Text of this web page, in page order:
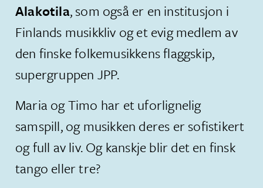
Alakotila, som også er en institusjon i
Finlands musikkliv og et evig medlem av
den finske folkemusikkens flaggskip,
supergruppen JPP.
Maria og Timo har et uforlignelig
samspill, og musikken deres er sofistikert
og full av liv. Og kanskje blir det en finsk
tango eller tre?